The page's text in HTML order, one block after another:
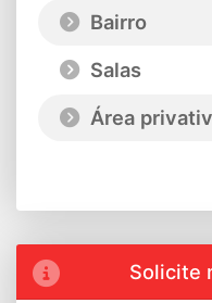
Bairro
Salas
Área
Solicite